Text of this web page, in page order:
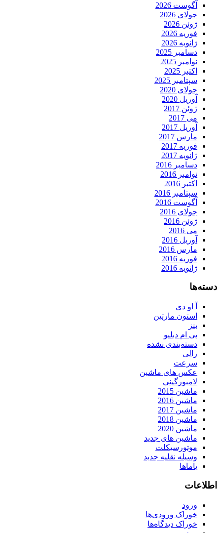
آگوست 2026
جولای 2026
ژوئن 2026
فوریه 2026
ژانویه 2026
دسامبر 2025
نوامبر 2025
اکتبر 2025
سپتامبر 2025
جولای 2020
آوریل 2020
ژوئن 2017
می 2017
آوریل 2017
مارس 2017
فوریه 2017
ژانویه 2017
دسامبر 2016
نوامبر 2016
اکتبر 2016
سپتامبر 2016
آگوست 2016
جولای 2016
ژوئن 2016
می 2016
آوریل 2016
مارس 2016
فوریه 2016
ژانویه 2016
دسته‌ها
آ او دی
استون مارتین
بنز
بی ام دبلیو
دسته‌بندی نشده
رالی
سرعت
عکس های ماشین
لامبورگینی
ماشین 2015
ماشین 2016
ماشین 2017
ماشین 2018
ماشین 2020
ماشین های جدید
موتورسیکلت
وسیله نقلیه جدید
یاماها
اطلاعات
ورود
خوراک ورودی‌ها
خوراک دیدگاه‌ها